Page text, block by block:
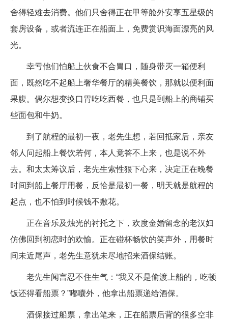
舍得轻难去消费。他们只舍得正在甲等舱外安享五星级的
套房设备，或者流连正在船面上，免费赏识海面漂亮的风
光。
幸亏他们怕船上伙食不合胃口，随身带灭一箱便利
面，既然吃不起船上奢华餐厅的精美餐饮，那就以便利面
果腹。偶尔想变换口胃吃吃西餐，也只是到船上的商铺买
些面包和牛奶。
到了航程的最初一夜，老先生想，若回抵家后，亲友
邻人问起船上餐饮若何，本人竟答不上来，也是说不外
去。和太太筹议后，老先生索性狠下心来，决定正在晚餐
时间到船上餐厅用餐，反恰是最初一餐，明天就是航程的
起点，也不怕到时候钱不敷花。
正在音乐及烛光的衬托之下，欢度金婚留念的老汉妇
仿佛回到初恋时的欢愉。正在碰杯畅饮的笑声外，用餐时
间未近尾声，老先生意犹未尽地招来酒保结账。
老先生闻言忍不住生气：“我又不是偷渡上船的，吃顿
饭还得看船票？”嘟囔外，他拿出船票递给酒保。
酒保接过船票，拿出笔来，正在船票后背的很多空非